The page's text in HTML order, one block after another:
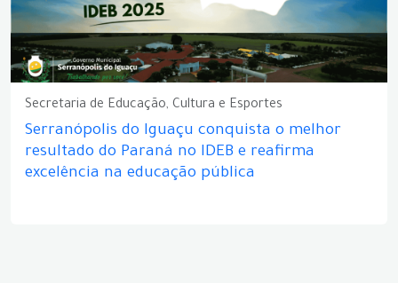
Secretaria de Educação, Cultura e Esportes
Serranópolis do Iguaçu conquista o melhor
resultado do Paraná no IDEB e reafirma
excelência na educação pública